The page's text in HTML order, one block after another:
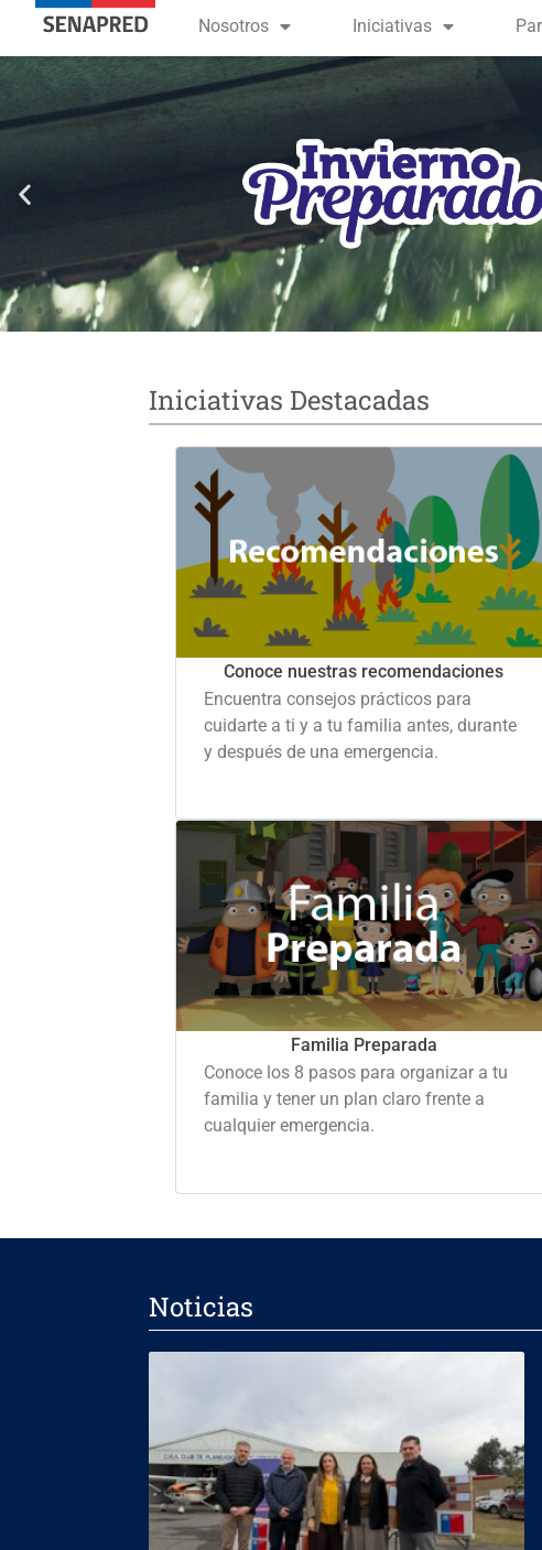
contenido
Nosotros Iniciativas
Iniciativas Destacadas
Conoce nuestras recomendaciones
Encuentra consejos prácticos para
cuidarte a ti y a tu familia antes, durante
y después de una emergencia.
Familia Preparada
Conoce los 8 pasos para organizar a tu
familia y tener un plan claro frente a
cualquier emergencia.
Noticias